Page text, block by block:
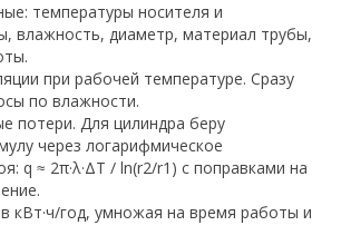
температуры носителя и
влажность, диаметр, материал трубы,
при рабочей температуре. Сразу
по влажности.
потери. Для цилиндра беру
через логарифмическое
q ≈ 2π·λ·ΔT / ln(r2/r1) с поправками на
кВт·ч/год, умножая на время работы и